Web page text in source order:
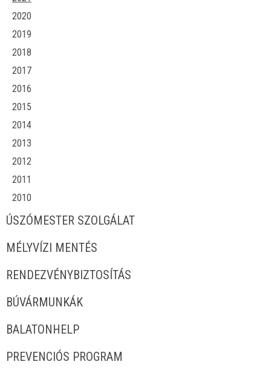
2020
2019
2018
2017
2016
2015
2014
2013
2012
2011
2010
ÚSZÓMESTER SZOLGÁLAT
MÉLYVÍZI MENTÉS
RENDEZVÉNYBIZTOSÍTÁS
BÚVÁRMUNKÁK
BALATONHELP
PREVENCIÓS PROGRAM